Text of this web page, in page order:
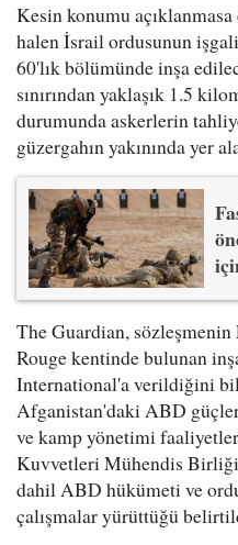
Kesin konumu
halen İsrail ordusunun
60'lık bölümünde inşa
sınırından yaklaşık 1.5
durumunda askerlerin
güzergahın yakınında yer
The Guardian,
Rouge kentinde bulunan
International'a verildiğini
Afganistan'daki ABD
ve kamp yönetimi
Kuvvetleri Mühendis
dahil ABD hükümeti ve
çalışmalar yürüttüğü